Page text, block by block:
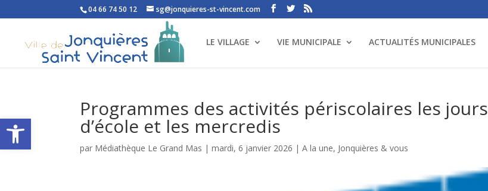
Ouvrir la barre d’outils
04 66 74 50 12 sg@jonquieres-st-vincent.com
LE VILLAGE VIE MUNICIPALE ACTUALITÉS MUNICIPALES
Programmes des activités périscolaires les jours
d’école et les mercredis
par Médiathèque Le Grand Mas |mardi, 6 janvier 2026 |A la une, Jonquières & vous